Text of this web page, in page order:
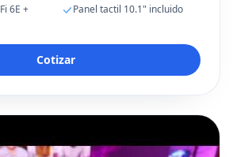
6E +
Panel tactil 10.1" incluido
Cotizar